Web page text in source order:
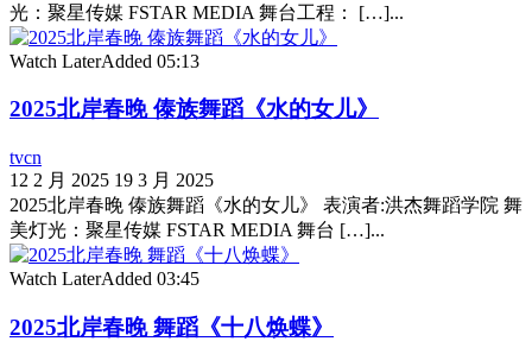
光：聚星传媒 FSTAR MEDIA 舞台工程： […]...
Watch LaterAdded 05:13
2025北岸春晚 傣族舞蹈《水的女儿》
tvcn
12 2 月 2025 19 3 月 2025
2025北岸春晚 傣族舞蹈《水的女儿》 表演者:洪杰舞蹈学院 舞
美灯光：聚星传媒 FSTAR MEDIA 舞台 […]...
Watch LaterAdded 03:45
2025北岸春晚 舞蹈《十八焕蝶》